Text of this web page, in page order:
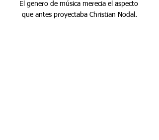
El genero de música merecia el aspecto
que antes proyectaba Christian Nodal.